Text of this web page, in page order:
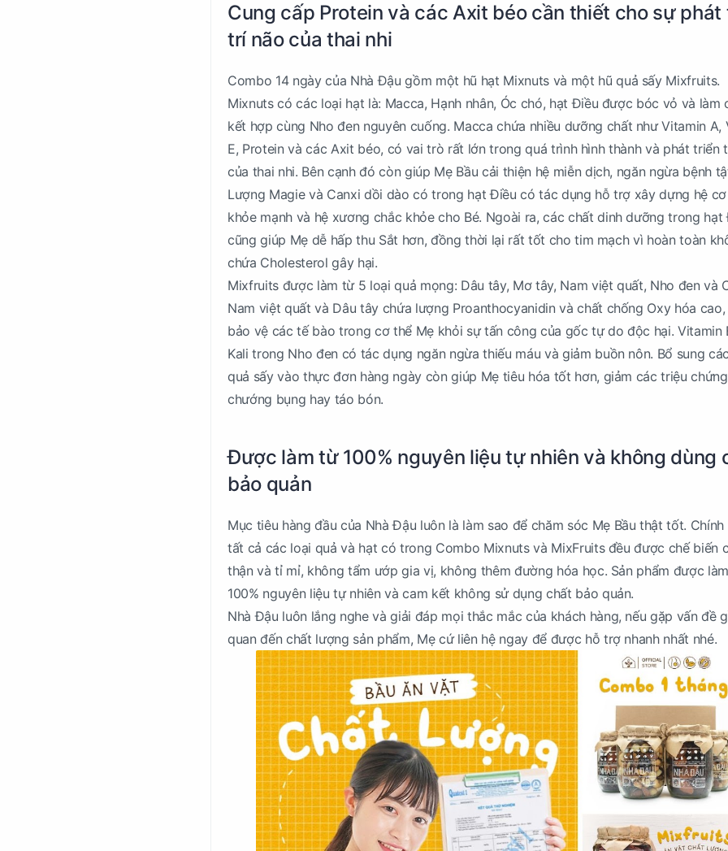
Cung cấp Protein và các Axit béo cần thiết cho sự phát
trí não của thai nhi
Combo 14 ngày của Nhà Đậu gồm một hũ hạt Mixnuts và một hũ quả sấy Mixfruits.
Mixnuts có các loại hạt là: Macca, Hạnh nhân, Óc chó, hạt Điều được bóc vỏ và làm
kết hợp cùng Nho đen nguyên cuống. Macca chứa nhiều dưỡng chất như Vitamin A,
E, Protein và các Axit béo, có vai trò rất lớn trong quá trình hình thành và phát triển
của thai nhi. Bên cạnh đó còn giúp Mẹ Bầu cải thiện hệ miễn dịch, ngăn ngừa bệnh
Lượng Magie và Canxi dồi dào có trong hạt Điều có tác dụng hỗ trợ xây dựng hệ
khỏe mạnh và hệ xương chắc khỏe cho Bé. Ngoài ra, các chất dinh dưỡng trong hạt
cũng giúp Mẹ dễ hấp thu Sắt hơn, đồng thời lại rất tốt cho tim mạch vì hoàn toàn
chứa Cholesterol gây hại.
Mixfruits được làm từ 5 loại quả mọng: Dâu tây, Mơ tây, Nam việt quất, Nho đen và
Nam việt quất và Dâu tây chứa lượng Proanthocyanidin và chất chống Oxy hóa
bảo vệ các tế bào trong cơ thể Mẹ khỏi sự tấn công của gốc tự do độc hại. Vitamin
Kali trong Nho đen có tác dụng ngăn ngừa thiếu máu và giảm buồn nôn. Bổ sung
quả sấy vào thực đơn hàng ngày còn giúp Mẹ tiêu hóa tốt hơn, giảm các triệu chứng
chướng bụng hay táo bón.
Được làm từ 100% nguyên liệu tự nhiên và không dùng
bảo quản
Mục tiêu hàng đầu của Nhà Đậu luôn là làm sao để chăm sóc Mẹ Bầu thật tốt. Chính
tất cả các loại quả và hạt có trong Combo Mixnuts và MixFruits đều được chế biến
thận và tỉ mỉ, không tẩm ướp gia vị, không thêm đường hóa học. Sản phẩm được
100% nguyên liệu tự nhiên và cam kết không sử dụng chất bảo quản.
Nhà Đậu luôn lắng nghe và giải đáp mọi thắc mắc của khách hàng, nếu gặp vấn đề
quan đến chất lượng sản phẩm, Mẹ cứ liên hệ ngay để được hỗ trợ nhanh nhất nhé.